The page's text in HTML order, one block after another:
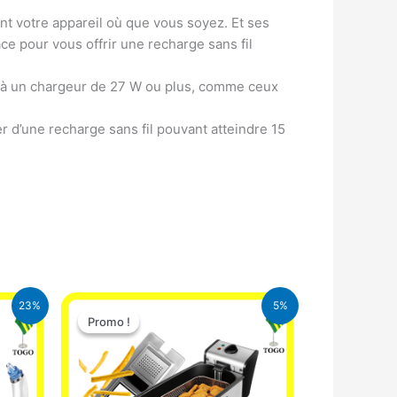
votre appareil où que vous soyez. Et ses
pour vous offrir une recharge sans fil
un chargeur de 27 W ou plus, comme ceux
recharge sans fil pouvant atteindre 15
23% 5%
Promo !
Promo !
Le
initial
était :
39.000 CFA.
Le
est :
37.000 CFA.